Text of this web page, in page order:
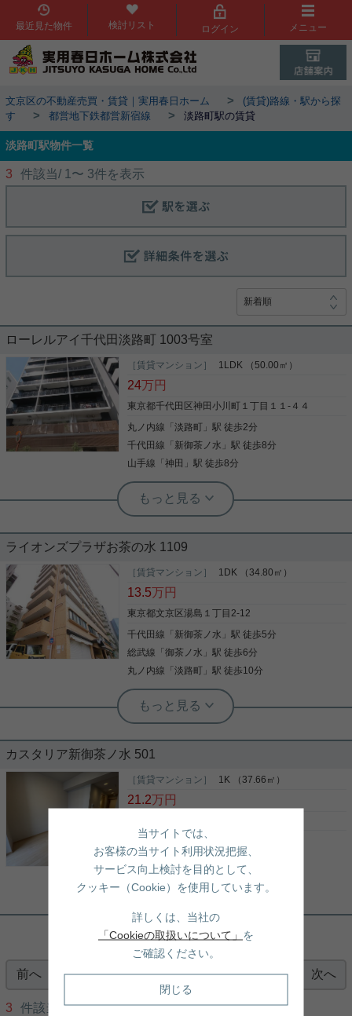
最近見た物件 検討リスト ログイン メニュー
文京区の不動産売買・賃貸｜実用春日ホーム >
(賃貸)路線・駅から探
す
> 都営地下鉄都営新宿線 > 淡路町駅の賃貸
淡路町駅物件一覧
3 件該当/ 1 〜 3件を表示
ローレルアイ千代田淡路町 1003号室
［賃貸マンション］ 1LDK （50.00㎡）
24万円
東京都千代田区神田小川町１丁目１１-４４
丸ノ内線 「淡路町 」駅 徒歩2分
千代田線 「 新御茶ノ水 」駅 徒歩8分
山手線 「神田 」駅 徒歩8分
実用春日ホーム 本店 スタッフ島倉
分譲賃貸マンションならではの充実設
め、家で何時間も待機する必要がありません。室内
設備は浴室乾燥機・洗面所独立・食器洗乾燥機など
が揃っているので、快適に過ごしやすいお部屋にな
ります。
写真(9)
ライオンズプラザお茶の水 1109
［賃貸マンション］ 1DK （34.80㎡）
13.5万円
東京都文京区湯島１丁目2-12
千代田線 「 新御茶ノ水 」駅 徒歩5分
総武線 「御茶ノ水 」駅 徒歩6分
丸ノ内線 「淡路町 」駅 徒歩10分
実用春日ホーム 白山店 山田諒人
☆高層階11階2面バルコニーの1ＤＫ☆
ＤＫのご紹介です。 北西・北東向きではあります
が、角部屋で風通し良好。 温水洗浄便座、独立洗
面、オートロックありの分譲賃貸です。 照明1基つ
考写真となります 禁煙のお部屋です。 オートロック
ありの高層階でこの広さ！ 風通し良好のお部屋で
す。 賃料も控えめですので、是非検討下さい。 気に
なる方は是非お気軽に白山店までお問合せ下さいま
せ。
写真(9)
カスタリア新御茶ノ水 501
［賃貸マンション］ 1K （37.66㎡）
21.2万円
丸ノ内線「淡路町 」駅 徒歩3分
千代田線「新御茶ノ水」駅 徒歩5分
総武線
「 御茶ノ水 」駅 徒歩9分
【駅徒歩3分】洗練されたデザイナーズ
マンションで暮らす贅沢
【都心をスマートに生きる。利便性とデザイン性を
兼ね備えたレジデンス】 人気のデザイナーズマンシ
前へ 1 次へ
3 件該当/1〜3件を表示
当サイトでは、
お客様の当サイト利用状況把握、
サービス向上検討を目的として、
クッキー（Cookie）を使用しています。
詳しくは、当社の
「Cookieの取扱いについて」 を
ご確認ください。
閉じる